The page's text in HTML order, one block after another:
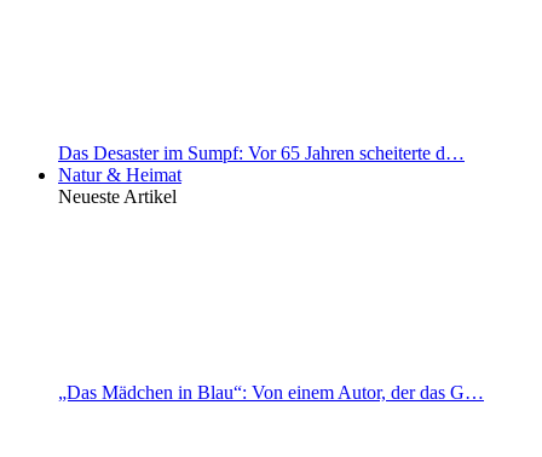
Das Desaster im Sumpf: Vor 65 Jahren scheiterte d…
Natur & Heimat
Neueste Artikel
„Das Mädchen in Blau“: Von einem Autor, der das G…